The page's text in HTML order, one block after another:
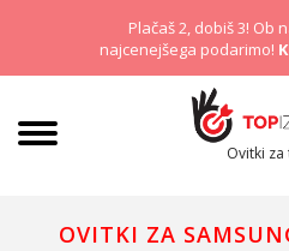
Plačaš 2, dobiš 3! Ob
najcenejšega podarimo!
Ovitki
OVITKI ZA